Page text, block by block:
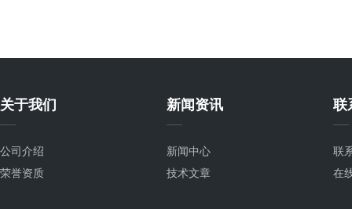
关于我们
公司介绍
荣誉资质
新闻资讯
新闻中心
技术文章
联
联
在